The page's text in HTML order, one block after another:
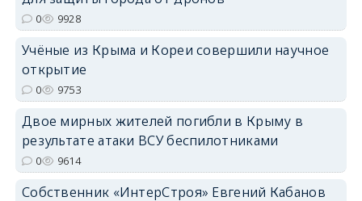
0 9928
Учёные из Крыма и Кореи совершили научное
открытие
0 9753
Двое мирных жителей погибли в Крыму в
результате атаки ВСУ беспилотниками
0 9614
Собственник «ИнтерСтроя» Евгений Кабанов